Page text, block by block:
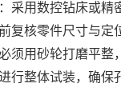
采用数控钻床或精
复核零件尺寸与定
须用砂轮打磨平整
行整体试装，确保